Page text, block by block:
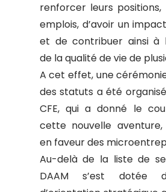
renforcer leurs
emplois, d’avoir un
et de contribuer ainsi à
de la qualité de vie de
A cet effet, une
des statuts a été
CFE, qui a donné le
cette nouvelle
en faveur des
Au-delà de la liste de
DAAM s’est dotée